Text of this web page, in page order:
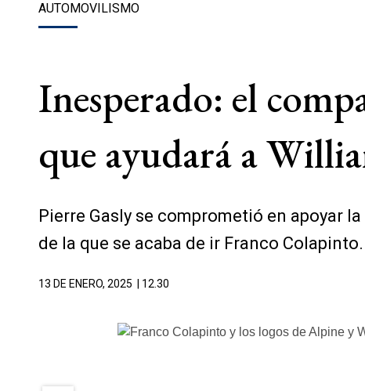
AUTOMOVILISMO
Inesperado: el
que ayudará a
Pierre Gasly se comprometió en apoyar
de la que se acaba de ir Franco
13 DE ENERO, 2025 | 12.30